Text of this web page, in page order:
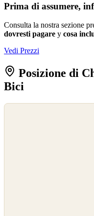
Prima di assumere,
Consulta la nostra sezione
dovresti pagare y cosa
Vedi Prezzi
Posizione di
Bici